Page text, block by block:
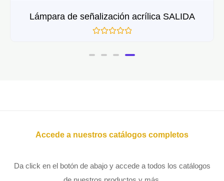
Lámpara de señalización acrílica SALIDA
0
Accede a nuestros catálogos completos
Da click en el botón de abajo y accede a todos los catálogos